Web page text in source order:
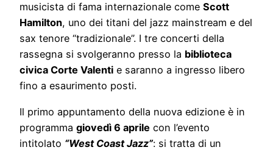
musicista di fama internazionale come Scott
Hamilton, uno dei titani del jazz mainstream e del
sax tenore “tradizionale”. I tre concerti della
rassegna si svolgeranno presso la biblioteca
civica Corte Valenti e saranno a ingresso libero
fino a esaurimento posti.
Il primo appuntamento della nuova edizione è in
programma giovedì 6 aprile con l’evento
intitolato “West Coast Jazz”: si tratta di un